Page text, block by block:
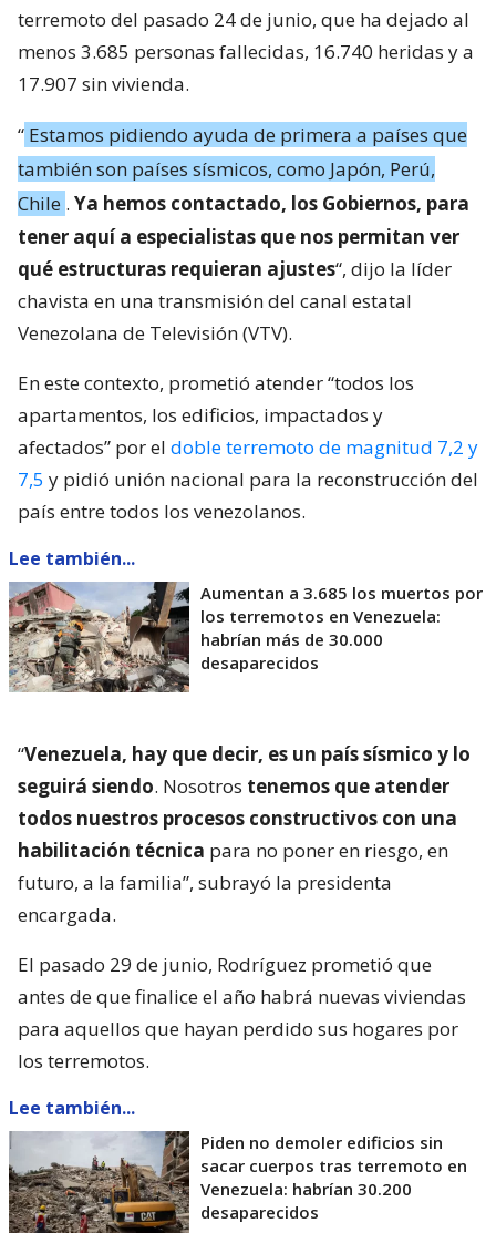
terremoto del pasado 24 de junio, que ha dejado al
menos 3.685 personas fallecidas, 16.740 heridas y a
17.907 sin vivienda.
“ Estamos pidiendo ayuda de primera a países que
también son países sísmicos, como Japón, Perú,
Chile . Ya hemos contactado, los Gobiernos, para
tener aquí a especialistas que nos permitan ver
qué estructuras requieran ajustes“, dijo la líder
chavista en una transmisión del canal estatal
Venezolana de Televisión (VTV).
En este contexto, prometió atender “todos los
apartamentos, los edificios, impactados y
afectados” por el doble terremoto de magnitud 7,2 y
7,5 y pidió unión nacional para la reconstrucción del
país entre todos los venezolanos.
Lee también...
Aumentan a 3.685 los muertos por
los terremotos en Venezuela:
habrían más de 30.000
desaparecidos
“Venezuela, hay que decir, es un país sísmico y lo
seguirá siendo. Nosotros tenemos que atender
todos nuestros procesos constructivos con una
habilitación técnica para no poner en riesgo, en
futuro, a la familia”, subrayó la presidenta
encargada.
El pasado 29 de junio, Rodríguez prometió que
antes de que finalice el año habrá nuevas viviendas
para aquellos que hayan perdido sus hogares por
los terremotos.
Lee también...
Piden no demoler edificios sin
sacar cuerpos tras terremoto en
Venezuela: habrían 30.200
desaparecidos